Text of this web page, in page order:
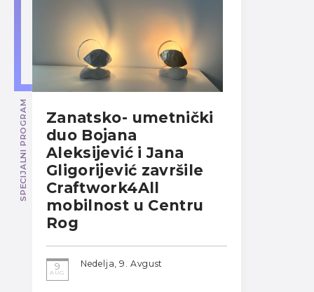
SPECIJALNI PROGRAM
Zanatsko- umetnički
duo Bojana
Aleksijević i Jana
Gligorijević završile
Craftwork4All
mobilnost u Centru
Rog
9
AUG
Nedelja, 9. Avgust